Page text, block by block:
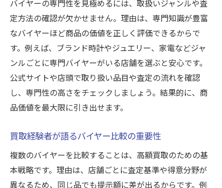
バイヤーの専門性を見極めるには、取扱いジャンルや査
定方法の確認が欠かせません。理由は、専門知識が豊富
なバイヤーほど商品の価値を正しく評価できるからで
す。例えば、ブランド時計やジュエリー、家電などジャ
ンルごとに専門バイヤーがいる店舗を選ぶと安心です。
公式サイトや店頭で取り扱い品目や査定の流れを確認
し、専門性の高さをチェックしましょう。結果的に、商
品価値を最大限に引き出せます。
買取経験者が語るバイヤー比較の重要性
複数のバイヤーを比較することは、高額買取のための基
本戦略です。理由は、店舗ごとに査定基準や得意分野が
異なるため、同じ品でも提示額に差が出るからです。例